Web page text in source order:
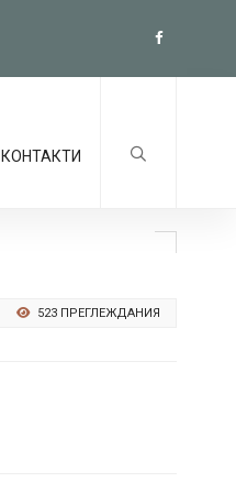
КОНТАКТИ
523 ПРЕГЛЕЖДАНИЯ